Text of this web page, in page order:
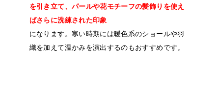
を引き立て、パールや花モチーフの髪飾りを使え
ばさらに洗練された印象
になります。寒い時期には暖色系のショールや羽
織を加えて温かみを演出するのもおすすめです。